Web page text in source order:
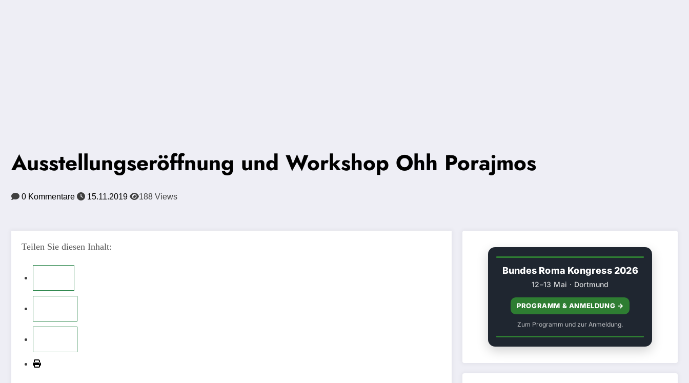
Ausstellungseröffnung und Workshop Ohh Porajmos
0 Kommentare 15.11.2019 188 Views
Teilen Sie diesen Inhalt:
Bundes Roma Kongress 2026
12–13 Mai · Dortmund
PROGRAMM & ANMELDUNG →
Zum Programm und zur Anmeldung.